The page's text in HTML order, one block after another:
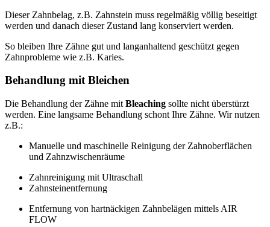
Dieser Zahnbelag, z.B. Zahnstein muss regelmäßig völlig beseitigt
werden und danach dieser Zustand lang konserviert werden.
So bleiben Ihre Zähne gut und langanhaltend geschützt gegen
Zahnprobleme wie z.B. Karies.
Behandlung mit Bleichen
Die Behandlung der Zähne mit Bleaching sollte nicht überstürzt
werden. Eine langsame Behandlung schont Ihre Zähne. Wir nutzen
z.B.:
Manuelle und maschinelle Reinigung der Zahnoberflächen
und Zahnzwischenräume
Zahnreinigung mit Ultraschall
Zahnsteinentfernung
Entfernung von hartnäckigen Zahnbelägen mittels AIR
FLOW